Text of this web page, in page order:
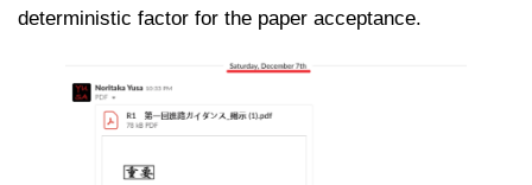
deterministic factor for the paper acceptance.